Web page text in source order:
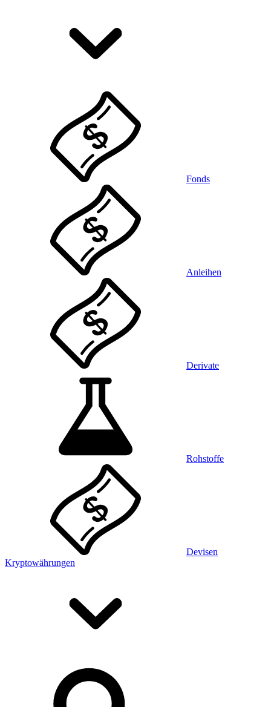
Fonds
Anleihen
Derivate
Rohstoffe
Devisen
Kryptowährungen